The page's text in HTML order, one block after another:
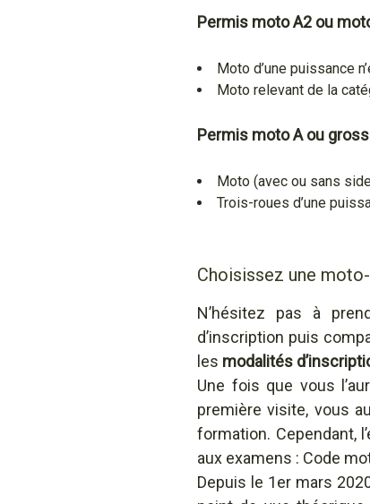
Permis moto A2 ou
Moto d’une puissance
Moto relevant de la
Permis moto Aou
Moto (avec ou sans
Trois-roues d’une
Choisissez une
N’hésitez pas à
d’inscription puis
les modalités
Une fois que vous
première visite, vous
formation. Cependant,
aux examens : Code
Depuis le 1er mars